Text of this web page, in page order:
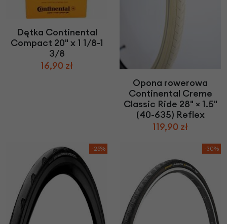
Dętka Continental
Compact 20" x 1 1/8-1
3/8
16,90 zł
Opona rowerowa
Continental Creme
Classic Ride 28" × 1.5"
(40-635) Reflex
119,90 zł
-25% -30%